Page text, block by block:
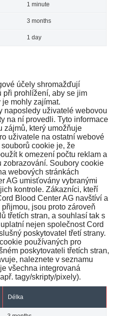
1 minute
3 months
1 day
účely shromažďují
při prohlížení, aby se jim
je mohly zajímat.
naposledy uživatelé webovou
na ní provedli. Tyto informace
zájmů, který umožňuje
uživatele na ostatní webové
cookie je, že
k omezení počtu reklam a
Soubory cookie
webových stránkách
AG umisťovány vybranými
kontrole. Zákazníci, kteří
Blood Center AG navštíví a
jsou proto zároveň
třetích stran, a souhlasí tak s
nejen společnost Cord
poskytovatel třetí strany.
používaných pro
poskytovateli třetích stran,
naleznete v seznamu
všechna integrovaná
tagy/skripty/pixely).
Délka